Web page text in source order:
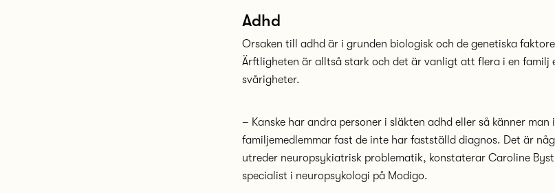
Adhd
Orsaken till adhd är i grunden biologisk och de genetiska
Ärftligheten är alltså stark och det är vanligt att flera i en familj
svårigheter.
– Kanske har andra personer i släkten adhd eller så känner
familjemedlemmar fast de inte har fastställd diagnos. Det är
utreder neuropsykiatrisk problematik, konstaterar Caroline
specialist i neuropsykologi på Modigo.